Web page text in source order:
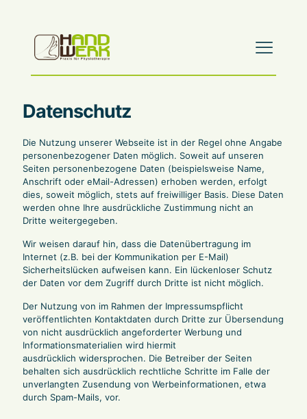
Datenschutz
Die Nutzung unserer Webseite ist in der Regel ohne Angabe
personenbezogener Daten möglich. Soweit auf unseren
Seiten personenbezogene Daten (beispielsweise Name,
Anschrift oder eMail-Adressen) erhoben werden, erfolgt
dies, soweit möglich, stets auf freiwilliger Basis. Diese Daten
werden ohne Ihre ausdrückliche Zustimmung nicht an
Dritte weitergegeben.
Wir weisen darauf hin, dass die Datenübertragung im
Internet (z.B. bei der Kommunikation per E-Mail)
Sicherheitslücken aufweisen kann. Ein lückenloser Schutz
der Daten vor dem Zugriff durch Dritte ist nicht möglich.
Der Nutzung von im Rahmen der Impressumspflicht
veröffentlichten Kontaktdaten durch Dritte zur Übersendung
von nicht ausdrücklich angeforderter Werbung und
Informationsmaterialien wird hiermit
ausdrücklich widersprochen. Die Betreiber der Seiten
behalten sich ausdrücklich rechtliche Schritte im Falle der
unverlangten Zusendung von Werbeinformationen, etwa
durch Spam-Mails, vor.